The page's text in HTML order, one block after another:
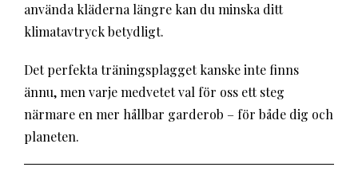
använda kläderna längre kan du minska ditt
klimatavtryck betydligt.
Det perfekta träningsplagget kanske inte finns
ännu, men varje medvetet val för oss ett steg
närmare en mer hållbar garderob – för både dig och
planeten.